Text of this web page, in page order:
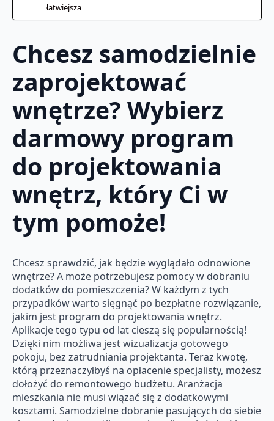
łatwiejsza
Chcesz samodzielnie
zaprojektować
wnętrze? Wybierz
darmowy program
do projektowania
wnętrz, który Ci w
tym pomoże!
Chcesz sprawdzić, jak będzie wyglądało odnowione
wnętrze? A może potrzebujesz pomocy w dobraniu
dodatków do pomieszczenia? W każdym z tych
przypadków warto sięgnąć po bezpłatne rozwiązanie,
jakim jest program do projektowania wnętrz.
Aplikacje tego typu od lat cieszą się popularnością!
Dzięki nim możliwa jest wizualizacja gotowego
pokoju, bez zatrudniania projektanta. Teraz kwotę,
którą przeznaczyłbyś na opłacenie specjalisty, możesz
dołożyć do remontowego budżetu. Aranżacja
mieszkania nie musi wiązać się z dodatkowymi
kosztami. Samodzielne dobranie pasujących do siebie